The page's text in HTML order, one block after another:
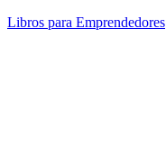
Libros para Emprendedores